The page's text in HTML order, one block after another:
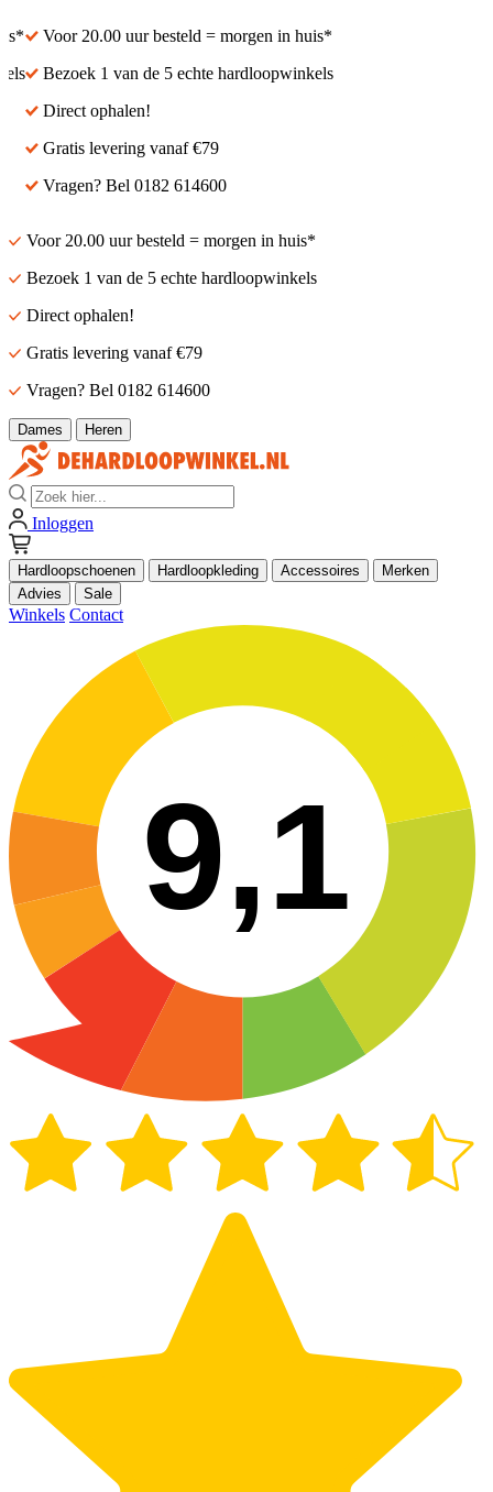
Voor 20.00 uur besteld = morgen in huis*
Bezoek 1 van de 5 echte hardloopwinkels
Direct ophalen!
Gratis levering vanaf €79
Vragen? Bel 0182 614600
Voor 20.00 uur besteld = morgen in huis*
Bezoek 1 van de 5 echte hardloopwinkels
Direct ophalen!
Gratis levering vanaf €79
Vragen? Bel 0182 614600
Dames Heren
Zoek
Inloggen
Hardloopschoenen Hardloopkleding Accessoires
Merken
Advies
Sale
Winkels Contact
9,1